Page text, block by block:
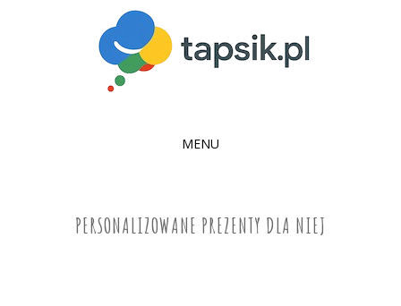
MENU
CONTENTPERSONALIZOWANE PREZENTY DLA NIEJ